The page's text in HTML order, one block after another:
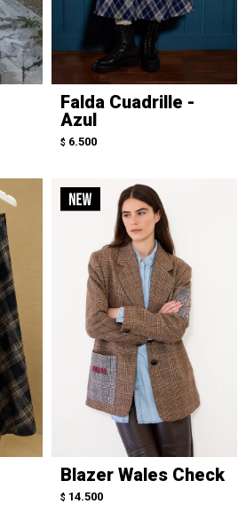
Falda Cuadrille -
Azul
$ 6.500
Blazer Wales Check
$ 14.500